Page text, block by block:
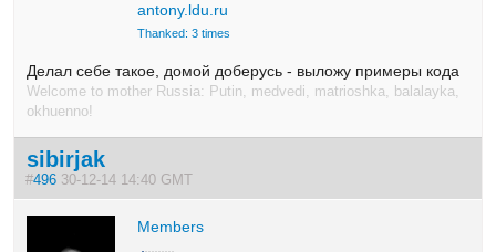
antony.ldu.ru
Thanked: 3 times
Делал себе такое, домой доберусь - выложу примеры кода
Welcome to mother Russia: Putin, medvedi, matrioshka, balalayka,
okhuenno!
sibirjak
#496 30-12-14 14:40 GMT
Members